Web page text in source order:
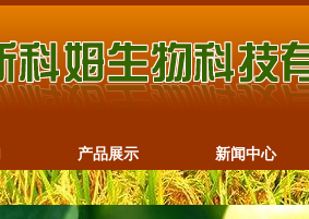
产品展示 新闻中心